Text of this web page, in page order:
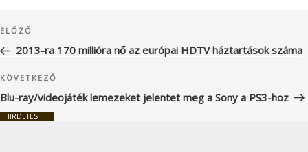
navigáció
Korábbi
bejegyzés
ELŐZŐ
2013-ra 170 millióra nő az európai HDTV háztartások száma
Következő
bejegyzés
KÖVETKEZŐ
Blu-ray/videojáték lemezeket jelentet meg a Sony a PS3-hoz
HIRDETÉS